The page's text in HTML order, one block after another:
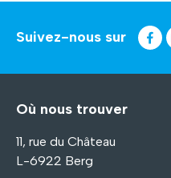
Suivez-nous sur
Où nous trouver
11, rue du Château
L-6922 Berg